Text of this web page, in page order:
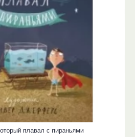
плавал с пираньями